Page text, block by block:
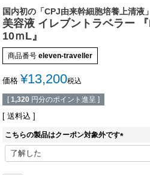
国内初の「CPJ由来幹細胞培養上清液
美容液 イレブントラベラー
10ｍL』
商品番号 eleven-traveller
価格 ¥13,200税込
[ 1,320 円分のポイント進呈 ]
送料込
こちらの製品はクーポン対象外です
(